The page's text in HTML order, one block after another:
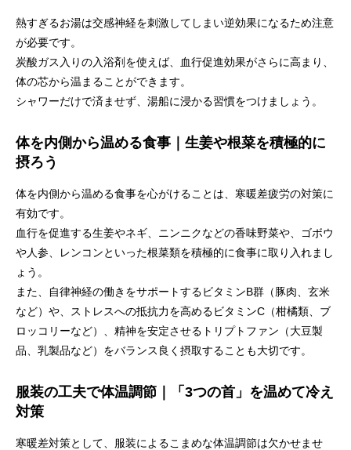
熱すぎるお湯は交感神経を刺激してしまい逆効果になるため注意
が必要です。
炭酸ガス入りの入浴剤を使えば、血行促進効果がさらに高まり、
体の芯から温まることができます。
シャワーだけで済ませず、湯船に浸かる習慣をつけましょう。
体を内側から温める食事｜生姜や根菜を積極的に
摂ろう
体を内側から温める食事を心がけることは、寒暖差疲労の対策に
有効です。
血行を促進する生姜やネギ、ニンニクなどの香味野菜や、ゴボウ
や人参、レンコンといった根菜類を積極的に食事に取り入れまし
ょう。
また、自律神経の働きをサポートするビタミンB群（豚肉、玄米
など）や、ストレスへの抵抗力を高めるビタミンC（柑橘類、ブ
ロッコリーなど）、精神を安定させるトリプトファン（大豆製
品、乳製品など）をバランス良く摂取することも大切です。
服装の工夫で体温調節｜「3つの首」を温めて冷え
対策
寒暖差対策として、服装によるこまめな体温調節は欠かせませ